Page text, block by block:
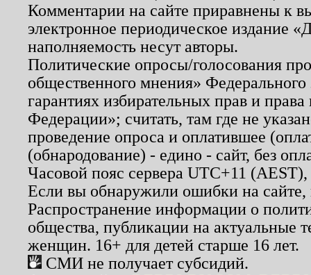
Комментарии на сайте приравнены к
электронное периодическое издание
наполняемость несут авторы.
Политические опросы/голосования
общественного мнения»
гарантиях избирательных прав и
Федерации»; считать, там где не
проведение опроса и оплатившее
(обнародование) - едино - сайт, без
Часовой пояс сервера UTC+11
Если вы обнаружили ошибки на
Распространение информации о
общества, публикации на актуальные
женщин. 16+ для детей старше 16 лет.
СМИ не получает субсидий.